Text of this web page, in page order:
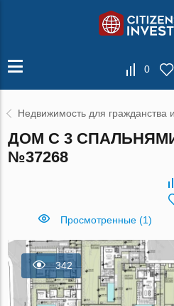
0
Недвижимость для
ДОМ С 3
№37268
Просмотренные (1)
342